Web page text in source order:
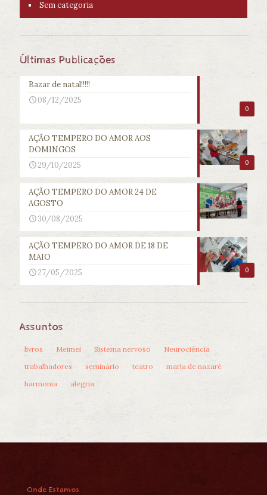
Sem categoria
Últimas Publicações
0
Bazar de natal!!!!!
08/12/2025
0
AÇÃO TEMPERO DO AMOR AOS
DOMINGOS
29/10/2025
AÇÃO TEMPERO DO AMOR 24 DE
AGOSTO
30/08/2025
0
AÇÃO TEMPERO DO AMOR DE 18 DE
MAIO
27/05/2025
Assuntos
livros Meimei Sistema nervoso
Neurociência
trabalhadores
seminário teatro
maria de nazaré
harmonia
alegria
Onde Estamos